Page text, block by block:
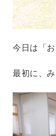
今日は「
最初に、